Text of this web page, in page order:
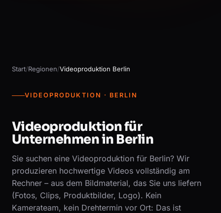
Start/Regionen/Videoproduktion Berlin
VIDEOPRODUKTION · BERLIN
Videoproduktion für
Unternehmen in Berlin
Sie suchen eine Videoproduktion für Berlin? Wir
produzieren hochwertige Videos vollständig am
Rechner – aus dem Bildmaterial, das Sie uns liefern
(Fotos, Clips, Produktbilder, Logo). Kein
Kamerateam, kein Drehtermin vor Ort: Das ist